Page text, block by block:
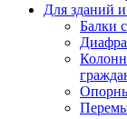
Для зданий
Балки